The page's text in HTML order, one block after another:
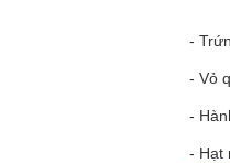
-
- Vỏ
-
- Hạt